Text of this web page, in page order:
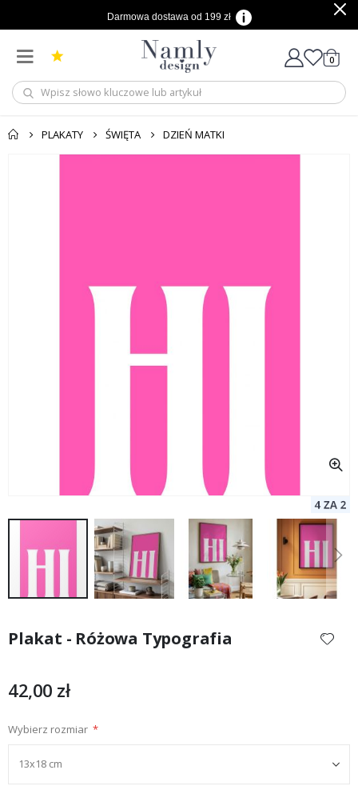
Darmowa dostawa od 199 zł
Cart
0
PLAKATY ŚWIĘTA
DZIEŃ MATKI
początek
Plakat - Różowa Typografia
42,00 zł
Wybierz rozmiar